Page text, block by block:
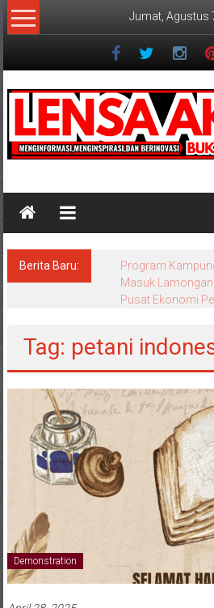
Lompat
ke
Jumat, Agustus
Berita Baru:
Program
Masuk
Pusat Ekonomi
Tag: petani
Demonstration